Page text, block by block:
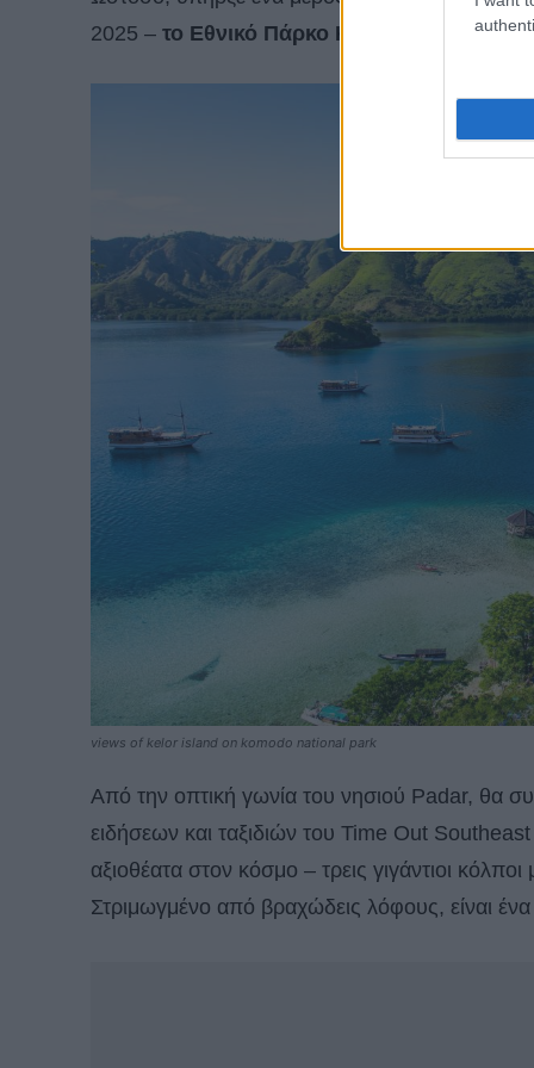
2025 – το Εθνικό Πάρκο Κομόντο στην
views of kelor island on komodo national park
Από την οπτική γωνία του νησιού Padar, θα
ειδήσεων και ταξιδιών του Time Out
αξιοθέατα στον κόσμο – τρεις γιγάντιοι
Στριμωγμένο από βραχώδεις λόφους, είναι